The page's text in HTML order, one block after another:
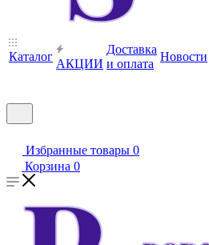
Каталог
АКЦИИ
Доставка
и оплата
Новости
Избранные товары 0
Корзина 0